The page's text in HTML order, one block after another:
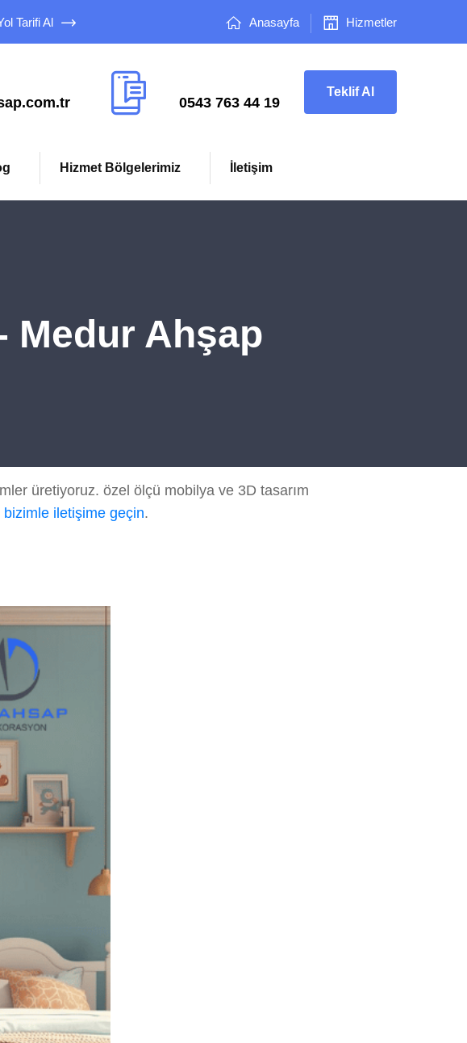
Tarifi Al Anasayfa Hizmetler
0543 763 44 19
Teklif Al
Hizmet Bölgelerimiz İletişim
Medur Ahşap
üretiyoruz. özel ölçü mobilya ve 3D tasarım
bizimle iletişime geçin.